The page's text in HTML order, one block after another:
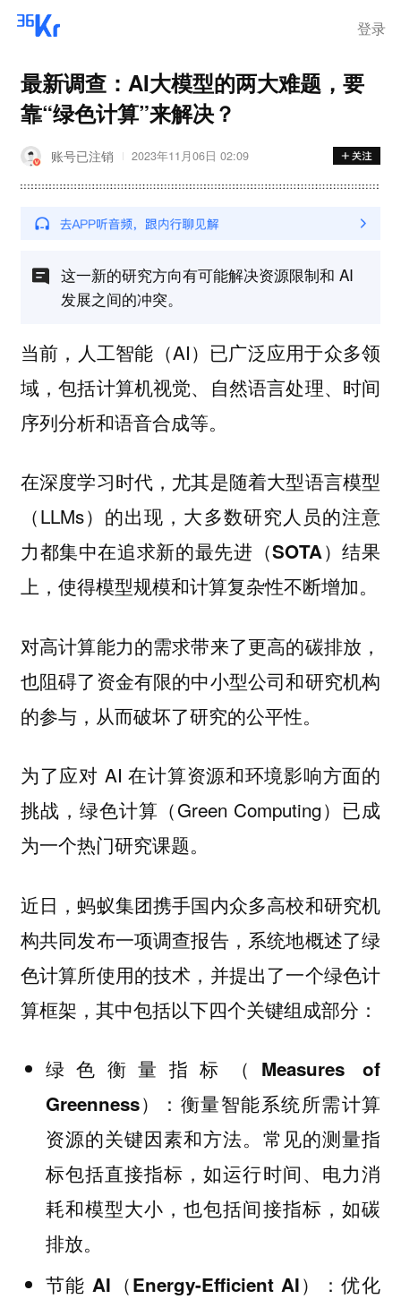
登录
最新调查：AI大模型的两大难题，要
靠“绿色计算”来解决？
账号已注销 2023年11月06日 02:09
这一新的研究方向有可能解决资源限制和 AI
发展之间的冲突。
当前，人工智能（AI）已广泛应用于众多领
域，包括计算机视觉、自然语言处理、时间
序列分析和语音合成等。
在深度学习时代，尤其是随着大型语言模型
（LLMs）的出现， 大多数研究人员的注意
力都集中在追求新的最先进（SOTA）结果
上，使得模型规模和计算复杂性不断增加。
对高计算能力的需求带来了更高的碳排放，
也阻碍了资金有限的中小型公司和研究机构
的参与，从而破坏了研究的公平性。
为了应对 AI 在计算资源和环境影响方面的
挑战，绿色计算（Green Computing）已成
为一个热门研究课题。
近日，蚂蚁集团携手国内众多高校和研究机
构共同发布一项调查报告，系统地概述了绿
色计算所使用的技术，并提出了一个绿色计
算框架，其中包括以下四个关键组成部分：
绿色衡量指标（Measures of
Greenness）
：衡量智能系统所需计算
资源的关键因素和方法。常见的测量指
标包括直接指标，如运行时间、电力消
耗和模型大小，也包括间接指标，如碳
排放。
节能 AI（Energy-Efficient AI）
：优化